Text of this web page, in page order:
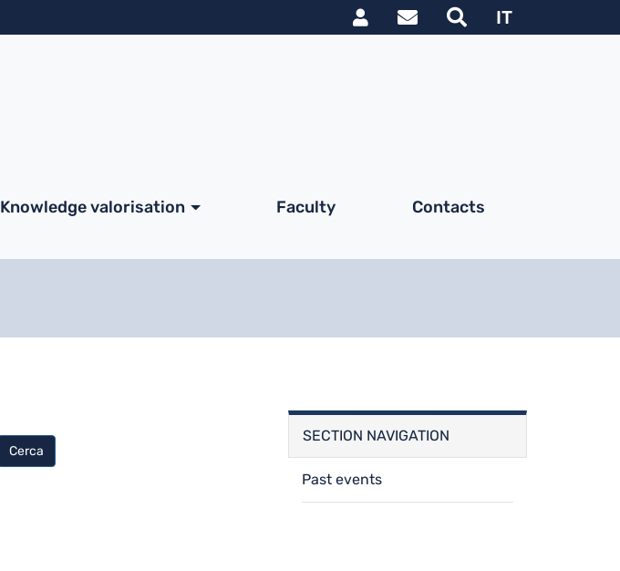
Link utili utente
IT
Knowledge valorisation Faculty Contacts
Cerca
SECTION NAVIGATION
Past events